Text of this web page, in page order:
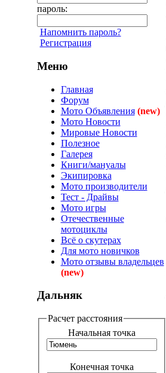
пароль:
Напомнить пароль?
Регистрация
Меню
Главная
Форум
Мото Объявления (new)
Мото Новости
Мировые Новости
Полезное
Галерея
Книги/мануалы
Экипировка
Мото производители
Тест - Драйвы
Мото игры
Отечественные
мотоциклы
Всё о скутерах
Для мото новичков
Мото отзывы владельцев
(new)
Дальняк
Расчет расстояния
Начальная точка
Конечная точка